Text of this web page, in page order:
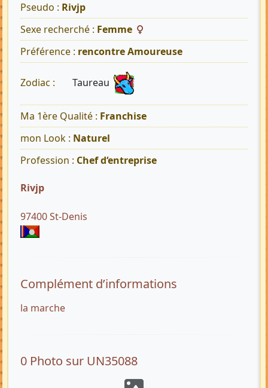
Pseudo : Rivjp
Sexe recherché : Femme
Préférence : rencontre Amoureuse
Zodiac : Taureau
Ma 1ère Qualité : Franchise
mon Look : Naturel
Profession : Chef d‘entreprise
Rivjp
97400 St-Denis
Complément d’informations
la marche
0 Photo sur UN35088